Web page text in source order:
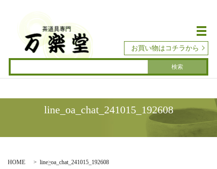
メ
お買い物はコチラから
line_oa_chat_241015_192608
HOME line_oa_chat_241015_192608